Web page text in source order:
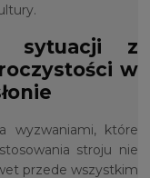
sytuacji z
w
wyzwaniami, które
stroju nie
przede wszystkim